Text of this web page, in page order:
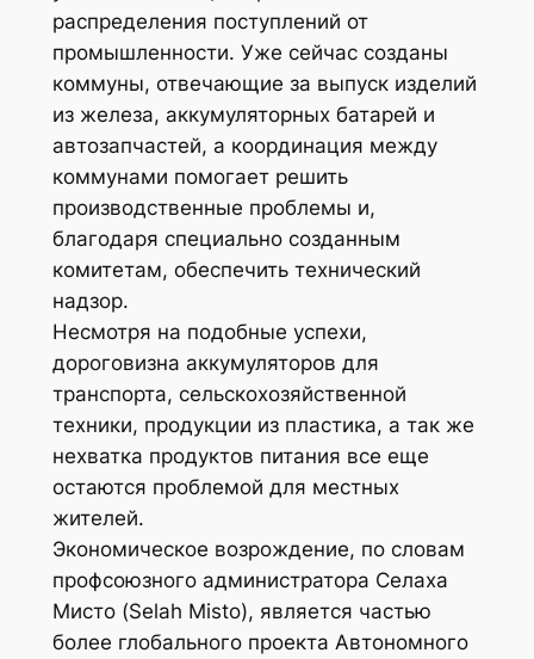
распределения поступлений от
промышленности. Уже сейчас созданы
коммуны, отвечающие за выпуск изделий
из железа, аккумуляторных батарей и
автозапчастей, а координация между
коммунами помогает решить
производственные проблемы и,
благодаря специально созданным
комитетам, обеспечить технический
надзор.
Несмотря на подобные успехи,
дороговизна аккумуляторов для
транспорта, сельскохозяйственной
техники, продукции из пластика, а так же
нехватка продуктов питания все еще
остаются проблемой для местных
жителей.
Экономическое возрождение, по словам
профсоюзного администратора Селаха
Мисто (Selah Misto), является частью
более глобального проекта Автономного